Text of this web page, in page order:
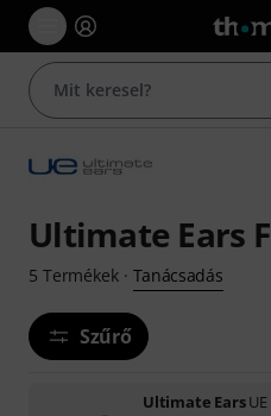
Ultimate Ears
5 Termékek· Tanácsadás
Szűrő
Ultimate Ears